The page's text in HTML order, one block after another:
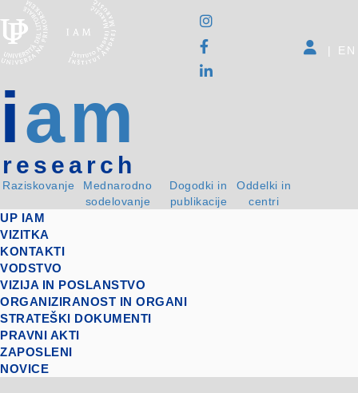
iam
research
Raziskovanje
Mednarodno
sodelovanje
Dogodki in
publikacije
Oddelki in
centri
| EN
UP IAM
VIZITKA
KONTAKTI
VODSTVO
VIZIJA IN POSLANSTVO
ORGANIZIRANOST IN ORGANI
STRATEŠKI DOKUMENTI
PRAVNI AKTI
ZAPOSLENI
NOVICE